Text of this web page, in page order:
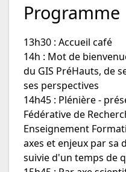
Programme
13h30 : Accueil café
14h : Mot de
du GIS PréHauts, de
ses perspectives
14h45 : Plénière -
Fédérative de
Enseignement
axes et enjeux par sa
suivie d'un temps de